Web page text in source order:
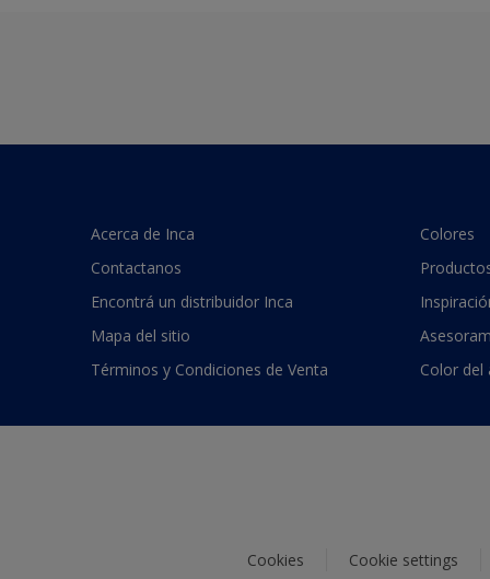
Acerca de Inca
Contactanos
Encontrá un distribuidor Inca
Mapa del sitio
Términos y Condiciones de Venta
Colores
Color del
Cookies Cookie settings